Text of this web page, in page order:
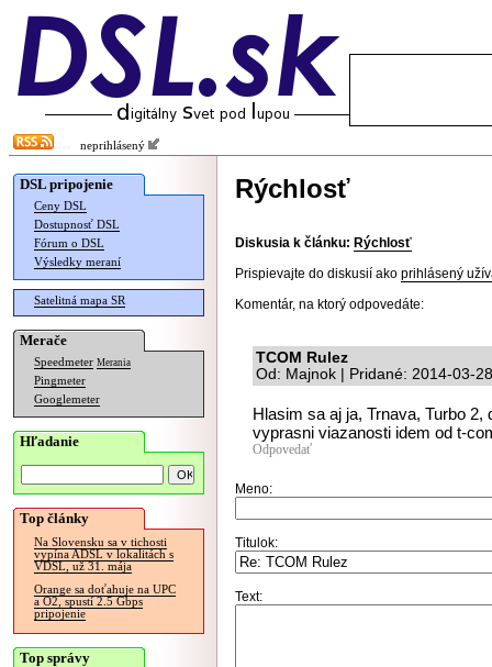
neprihlásený
DSL pripojenie
Ceny DSL
Dostupnosť DSL
Fórum o DSL
Výsledky meraní
Satelitná mapa SR
Merače
Speedmeter Merania
Pingmeter
Googlemeter
Hľadanie
Top články
Na Slovensku sa v tichosti
vypína ADSL v lokalitách s
VDSL, už 31. mája
Orange sa doťahuje na UPC
a O2, spustí 2.5 Gbps
pripojenie
Top správy
Rýchlosť
Diskusia k článku: Rýchlosť
Prispievajte do diskusií ako prihlásený
Komentár, na ktorý odpovedáte:
TCOM Rulez
Od: Majnok | Pridané: 2014-03-
Hlasim sa aj ja, Trnava, Turbo
vyprasni viazanosti idem od t-
Odpovedať
Meno:
Titulok:
Text: